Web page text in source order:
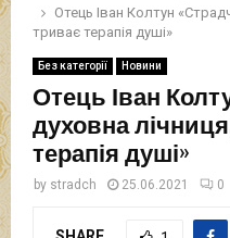
Отець Іван Колтун
триває терапія душі»
Без категорії Новини
Отець Іван
духовна
терапія душі»
by stradch 25.06.2021 0